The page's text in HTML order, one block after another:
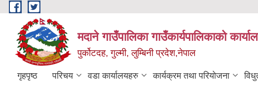
Skip to main content
मदाने गाउँपालिका गाउँकार्यपालिकाको
पुर्कोटदह, गुल्मी, लुम्बिनी प्रदेश,नेपाल
गृहपृष्ठ परिचय वडा कार्यालयहरु कार्यक्रम तथा परियोजना